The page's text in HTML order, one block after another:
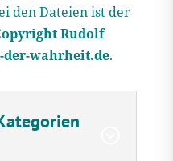
den Dateien ist der
Rudolf
der-wahrheit.de.